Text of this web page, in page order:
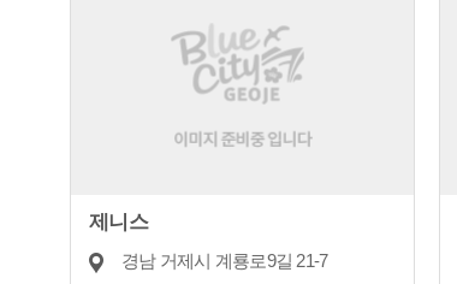
제니스
경남 거제시 계룡로9길 21-7